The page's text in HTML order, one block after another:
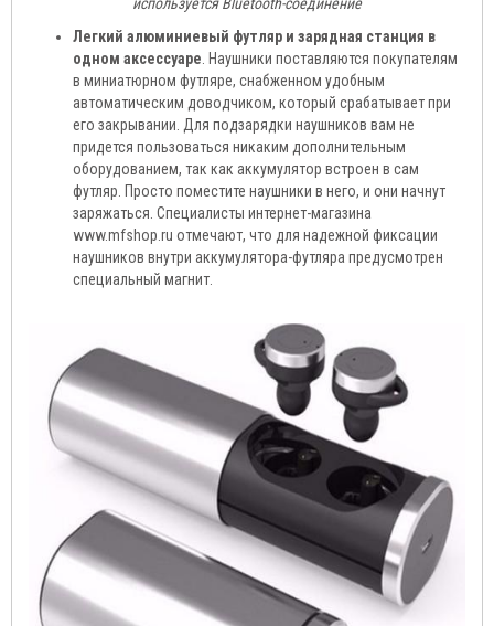
используется Bluetooth-соединение
Легкий алюминиевый футляр и зарядная станция в
одном аксессуаре. Наушники поставляются покупателям
в миниатюрном футляре, снабженном удобным
автоматическим доводчиком, который срабатывает при
его закрывании. Для подзарядки наушников вам не
придется пользоваться никаким дополнительным
оборудованием, так как аккумулятор встроен в сам
футляр. Просто поместите наушники в него, и они начнут
заряжаться. Специалисты интернет-магазина
www.mfshop.ru отмечают, что для надежной фиксации
наушников внутри аккумулятора-футляра предусмотрен
специальный магнит.